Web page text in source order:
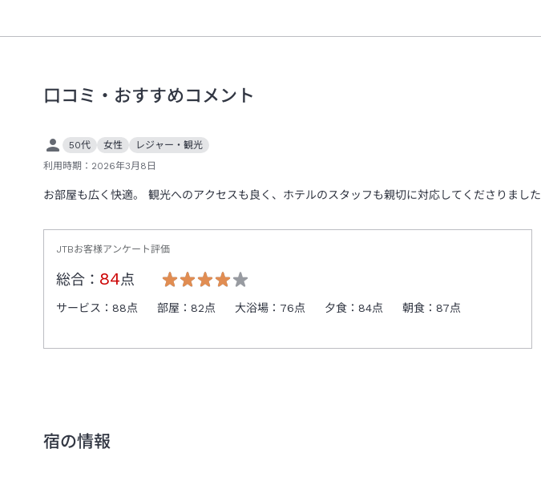
口コミ・おすすめコメント
50代 女性
レジャー・観光
利用時期： 2026年3月8日
お部屋も広く快適。 観光へのアクセスも良く、ホテルのスタッフも親切に対応してくださりました
JTBお客様アンケート評価
総合： 84点
サービス： 88点 部屋： 82点 大浴場： 76点 夕食： 84点 朝食： 87点
宿の情報